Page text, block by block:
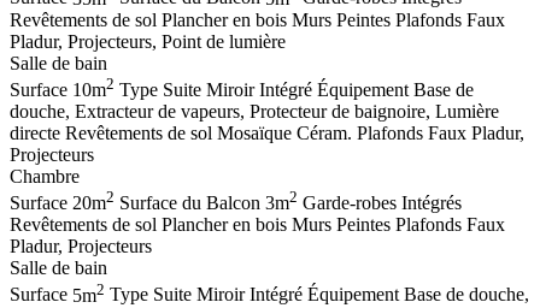
Revêtements de sol Plancher en bois Murs Peintes Plafonds Faux
Pladur, Projecteurs, Point de lumière
Salle de bain
Surface 10m2 Type Suite Miroir Intégré Équipement Base de
douche, Extracteur de vapeurs, Protecteur de baignoire, Lumière
directe Revêtements de sol Mosaïque Céram. Plafonds Faux Pladur,
Projecteurs
Chambre
Surface 20m2 Surface du Balcon 3m2 Garde-robes Intégrés
Revêtements de sol Plancher en bois Murs Peintes Plafonds Faux
Pladur, Projecteurs
Salle de bain
Surface 5m2 Type Suite Miroir Intégré Équipement Base de douche,